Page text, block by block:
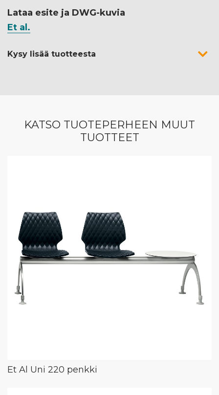
Lataa esite ja DWG-kuvia
Et al.
Kysy lisää tuotteesta
KATSO TUOTEPERHEEN MUUT
TUOTTEET
Et Al Uni 220 penkki